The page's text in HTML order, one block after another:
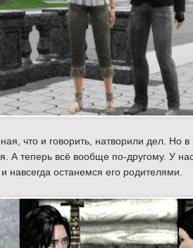
что и говорить, натворили дел. Но
А теперь всё вообще по-другому. У
навсегда останемся его родителями.